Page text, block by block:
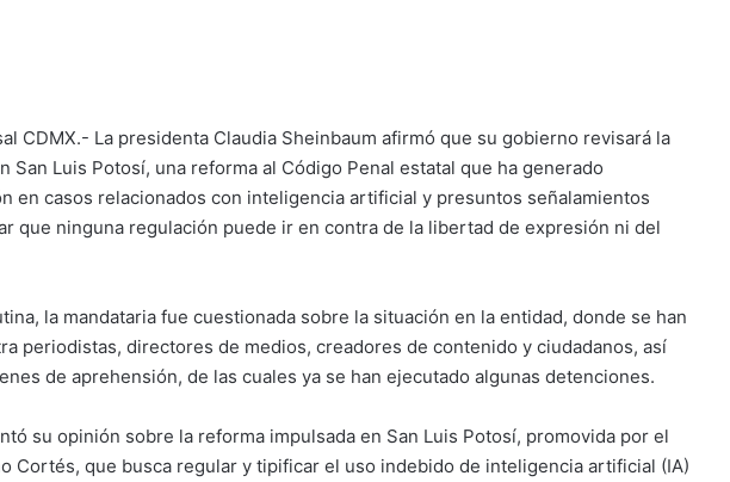
CDMX.- La presidenta Claudia Sheinbaum afirmó que su gobierno revisará la
San Luis Potosí, una reforma al Código Penal estatal que ha generado
en casos relacionados con inteligencia artificial y presuntos señalamientos
que ninguna regulación puede ir en contra de la libertad de expresión ni del
la mandataria fue cuestionada sobre la situación en la entidad, donde se han
periodistas, directores de medios, creadores de contenido y ciudadanos, así
de aprehensión, de las cuales ya se han ejecutado algunas detenciones.
su opinión sobre la reforma impulsada en San Luis Potosí, promovida por el
Cortés, que busca regular y tipificar el uso indebido de inteligencia artificial (IA)